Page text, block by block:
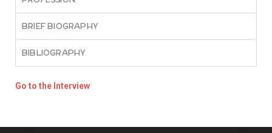
BRIEF BIOGRAPHY
BIBLIOGRAPHY
Go to the Interview